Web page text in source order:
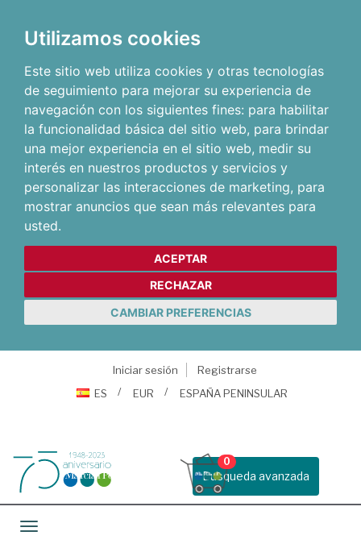
Utilizamos cookies
Este sitio web utiliza cookies y otras tecnologías
de seguimiento para mejorar su experiencia de
navegación con los siguientes fines: para habilitar
la funcionalidad básica del sitio web, para brindar
una mejor experiencia en el sitio web, medir su
interés en nuestros productos y servicios y
personalizar las interacciones de marketing, para
mostrar anuncios que sean más relevantes para
usted.
ACEPTAR
RECHAZAR
CAMBIAR PREFERENCIAS
Iniciar sesión
Registrarse
ES
EUR ESPAÑA PENINSULAR
Busqueda avanzada
0
Toggle navigation